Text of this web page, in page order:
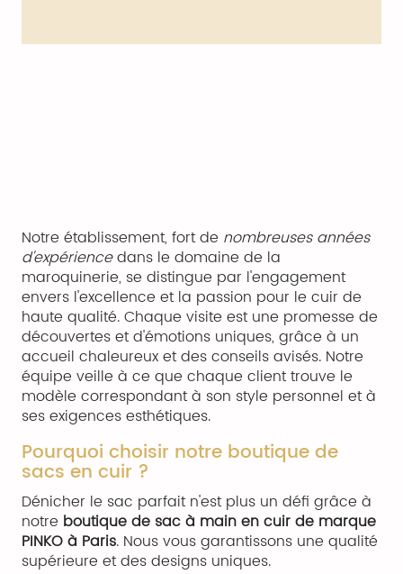
Notre établissement, fort de nombreuses années
d'expériencedans le domaine de la
maroquinerie, se distingue par l'engagement
envers l'excellence et la passion pour le cuir de
haute qualité. Chaque visite est une promesse de
découvertes et d'émotions uniques, grâce à un
accueil chaleureux et des conseils avisés. Notre
équipe veille à ce que chaque client trouve le
modèle correspondant à son style personnel et à
ses exigences esthétiques.
Pourquoi choisir notre boutique de
sacs en cuir ?
Dénicher le sac parfait n'est plus un défi grâce à
notre boutique de sac à main en cuir de marque
PINKO à Paris. Nous vous garantissons une qualité
supérieure et des designs uniques.